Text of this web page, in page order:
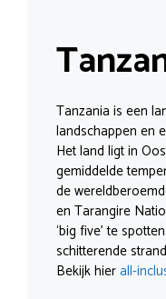
Tanzania is een
landschappen en
Het land ligt in
gemiddelde
de
en Tarangire
‘big five’ te
schitterende
Bekijk hierall-